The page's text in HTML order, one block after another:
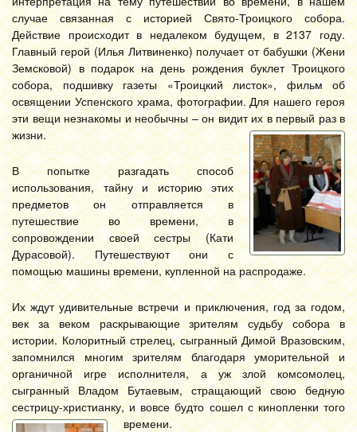
случае связанная с историей Свято-Троицкого собора.
Действие происходит в недалеком будущем, в 2137 году.
Главный герой (Илья Литвиненко) получает от бабушки (Жени
Земсковой) в подарок на день рождения буклет Троицкого
собора, подшивку газеты «Троицкий листок», фильм об
освящении Успенского храма, фотографии. Для нашего героя
эти вещи незнакомы и необычны – он видит их в первый раз в
жизни.
В попытке разгадать способ
использования, тайну и историю этих
предметов он отправляется в
путешествие во времени, в
сопровождении своей сестры (Кати
Дурасовой). Путешествуют они с
помощью машины времени, купленной на распродаже.
Их ждут удивительные встречи и приключения, год за годом,
век за веком раскрывающие зрителям судьбу собора в
истории. Колоритный стрелец, сыгранный Димой Вразовским,
запомнился многим зрителям благодаря уморительной и
органичной игре исполнителя, а уж злой комсомолец,
сыгранный Владом Бутаевым, стращающий свою бедную
сестрицу-христианку, и вовсе будто сошел с кинопленки того
времени.